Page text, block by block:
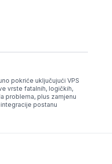
pokriće uključujući VPS
vrste fatalnih, logičkih,
problema, plus zamjenu
postanu